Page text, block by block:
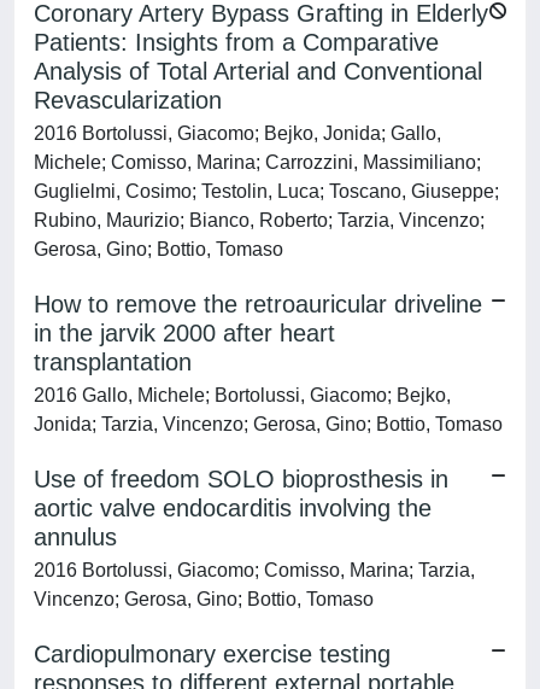
Coronary Artery Bypass Grafting in Elderly
Patients: Insights from a Comparative
Analysis of Total Arterial and Conventional
Revascularization
2016 Bortolussi, Giacomo; Bejko, Jonida; Gallo,
Michele; Comisso, Marina; Carrozzini, Massimiliano;
Guglielmi, Cosimo; Testolin, Luca; Toscano, Giuseppe;
Rubino, Maurizio; Bianco, Roberto; Tarzia, Vincenzo;
Gerosa, Gino; Bottio, Tomaso
How to remove the retroauricular driveline
in the jarvik 2000 after heart
transplantation
2016 Gallo, Michele; Bortolussi, Giacomo; Bejko,
Jonida; Tarzia, Vincenzo; Gerosa, Gino; Bottio, Tomaso
Use of freedom SOLO bioprosthesis in
aortic valve endocarditis involving the
annulus
2016 Bortolussi, Giacomo; Comisso, Marina; Tarzia,
Vincenzo; Gerosa, Gino; Bottio, Tomaso
Cardiopulmonary exercise testing
responses to different external portable